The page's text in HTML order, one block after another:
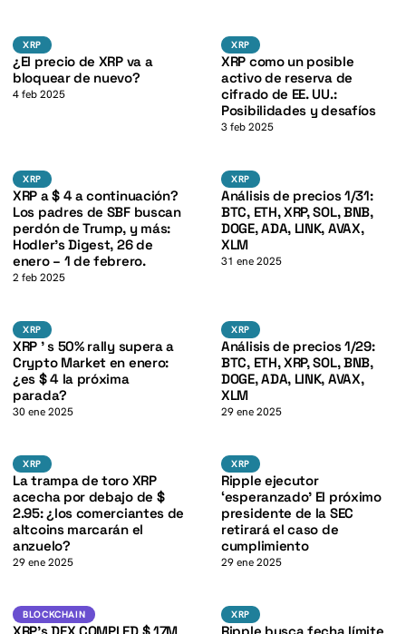
XRPXRP
¿El precio de XRP va a
bloquear de nuevo?
4 feb 2025
XRPXRP
XRP como un posible
activo de reserva de
cifrado de EE. UU.:
Posibilidades y desafíos
3 feb 2025
XRP K
XRP
XRP a $ 4 a continuación?
Los padres de SBF buscan
perdón de Trump, y más:
Hodler’s Digest, 26 de
enero – 1 de febrero.
2 feb 2025
XRPXRP
Análisis de precios 1/31:
BTC, ETH, XRP, SOL, BNB,
DOGE, ADA, LINK, AVAX,
XLM
31 ene 2025
XRP K
XRP
XRP ' s 50% rally supera a
Crypto Market en enero:
¿es $ 4 la próxima
parada?
30 ene 2025
XRPXRP
Análisis de precios 1/29:
BTC, ETH, XRP, SOL, BNB,
DOGE, ADA, LINK, AVAX,
XLM
29 ene 2025
XRP K
XRP
La trampa de toro XRP
acecha por debajo de $
2.95: ¿los comerciantes de
altcoins marcarán el
anzuelo?
29 ene 2025
XRPXRP
Ripple ejecutor
‘esperanzado’ El próximo
presidente de la SEC
retirará el caso de
cumplimiento
29 ene 2025
BLOCKCHAINXRP
BLOCKCHAIN XRPXRP